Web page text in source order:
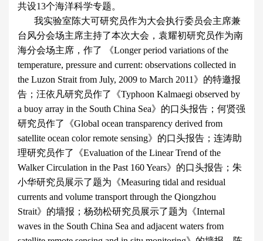
共设13个海洋科学专题。
我实验室陈大可研究员作为大会执行委员会主席兼
台风分会场主席主持了本次大会，袁耀初研究员作为南
海分会场主席，作了 《Longer period variations of the
temperature, pressure and current: observations collected in
the Luzon Strait from July, 2009 to March 2011》的特邀报
告；汪依凡研究员作了《Typhoon Kalmaegi observed by
a buoy array in the South China Sea》的口头报告；何贤强
研究员作了《Global ocean transparency derived from
satellite ocean color remote sensing》的口头报告；连涛助
理研究员作了《Evaluation of the Linear Trend of the
Walker Circulation in the Past 160 Years》的口头报告；朱
小华研究员展示了题为《Measuring tidal and residual
currents and volume transport through the Qiongzhou
Strait》的墙报；杨劲松研究员展示了题为《Internal
waves in the South China Sea and adjacent waters from